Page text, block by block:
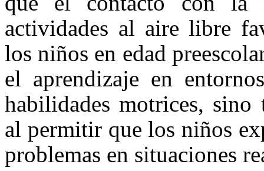
actividades al aire libre
los niños en edad
el aprendizaje en
habilidades motrices,
al permitir que los niños
problemas en situaciones